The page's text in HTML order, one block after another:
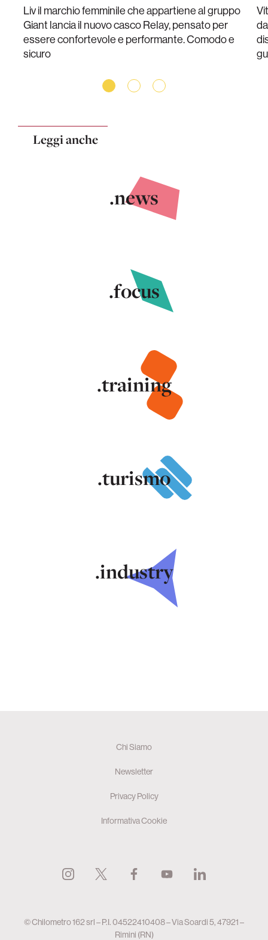
Liv il marchio femminile che appartiene al gruppo
Giant lancia il nuovo casco Relay, pensato per
essere confortevole e performante. Comodo e
sicuro
Leggi anche
.news
.focus
.training
.turismo
.industry
Chi Siamo
Newsletter
Privacy Policy
Informativa Cookie
© Chilometro 162 srl – P.I. 04522410408 – Via Soardi 5, 47921 –
Rimini (RN)